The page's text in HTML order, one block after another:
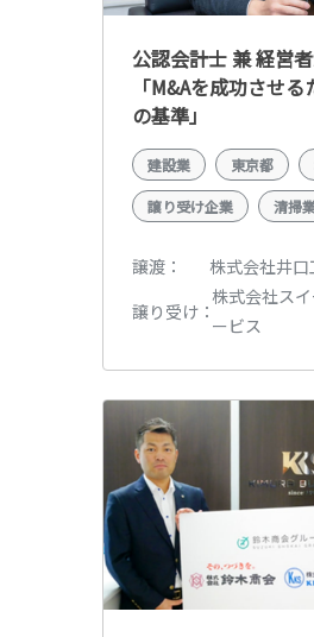
公認会計士 兼 経営
「M&Aを成功させ
の基準」
建設業 東京都
譲り受け企業 清掃
譲渡
株式会社井口
譲り受け
株式会社ス
ービス